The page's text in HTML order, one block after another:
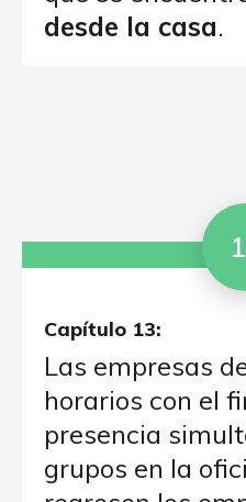
desde la casa.
Capítulo 13:
Las empresas
horarios con el
presencia
grupos en la